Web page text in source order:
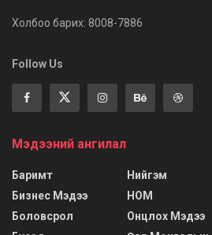
Холбоо барих: 8008-7886
Follow Us
Мэдээний ангилал
Баримт
Бизнес Мэдээ
Боловсрол
Нийгэм
НОМ
Онцлох Мэдээ